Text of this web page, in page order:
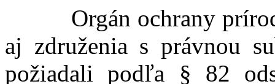
Orgán ochrany prírody
aj združenia s právnou
požiadali podľa § 82